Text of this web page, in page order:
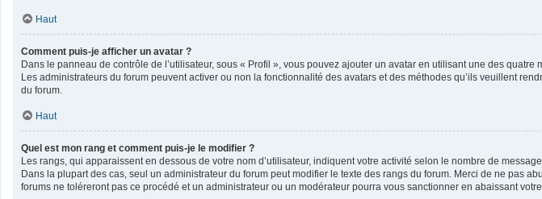
Haut
Comment puis-je afficher un avatar ?
Dans le panneau de contrôle de l’utilisateur, sous « Profil », vous pouvez ajouter un avatar en utilisant une des
Les administrateurs du forum peuvent activer ou non la fonctionnalité des avatars et des méthodes qu’ils veuillent
du forum.
Haut
Quel est mon rang et comment puis-je le modifier ?
Les rangs, qui apparaissent en dessous de votre nom d’utilisateur, indiquent votre activité selon le nombre de
Dans la plupart des cas, seul un administrateur du forum peut modifier le texte des rangs du forum. Merci de ne pas
forums ne toléreront pas ce procédé et un administrateur ou un modérateur pourra vous sanctionner en abaissant